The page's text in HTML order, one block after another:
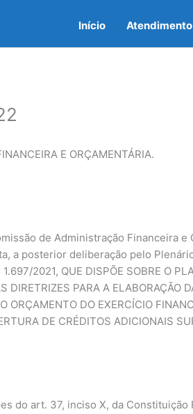
Início Atendimento
E ORÇAMENTÁRIA.
de Administração Financeira
a posterior deliberação pelo
2021, QUE DISPÕE SOBRE O
DIRETRIZES PARA A ELABORAÇÃO
ORÇAMENTO DO EXERCÍCIO
DE CRÉDITOS ADICIONAIS
do art. 37, inciso X, da